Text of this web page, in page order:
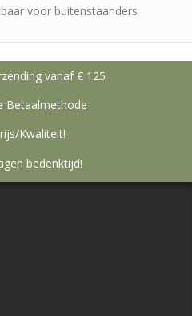
voor buitenstaanders
vanaf € 125
Betaalmethode
Kwaliteit!
bedenktijd!